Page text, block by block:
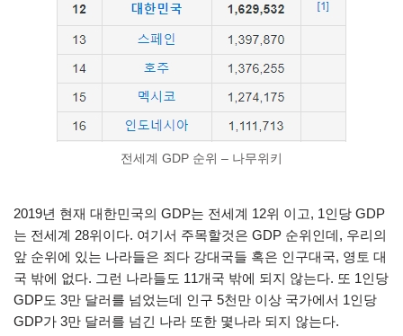
전세계 GDP 순위 – 나무위키
2019년 현재 대한민국의 GDP는 전세계 12위 이고, 1인당 GDP
는 전세계 28위이다. 여기서 주목할것은 GDP 순위인데, 우리의
앞 순위에 있는 나라들은 죄다 강대국들 혹은 인구대국, 영토 대
국 밖에 없다. 그런 나라들도 11개국 밖에 되지 않는다. 또 1인당
GDP도 3만 달러를 넘었는데 인구 5천만 이상 국가에서 1인당
GDP가 3만 달러를 넘긴 나라 또한 몇나라 되지 않는다.